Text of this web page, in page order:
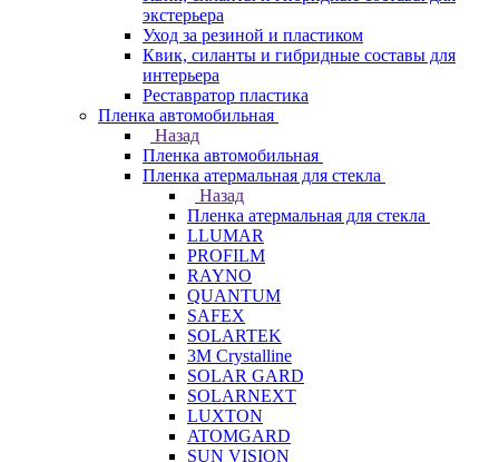
экстерьера
Уход за резиной и пластиком
Квик, силанты и гибридные составы для
интерьера
Реставратор пластика
Пленка автомобильная
Назад
Пленка автомобильная
Пленка атермальная для стекла
Назад
Пленка атермальная для стекла
LLUMAR
PROFILM
RAYNO
QUANTUM
SAFEX
SOLARTEK
3M Crystalline
SOLAR GARD
SOLARNEXT
LUXTON
ATOMGARD
SUN VISION